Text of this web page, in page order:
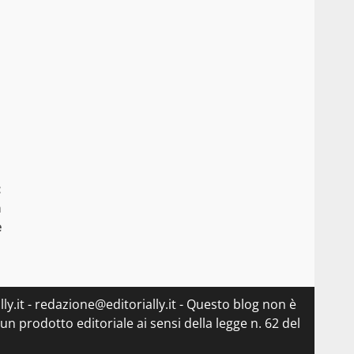
- redazione@editorially.it - Questo blog non è
prodotto editoriale ai sensi della legge n. 62 del